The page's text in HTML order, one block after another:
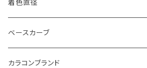
1month
2ｗeek
14.0mm
14.1mm
14.2mm
着色直径
12.5mm
12.8mm
ベースカーブ
8.6mm
カラコンブランド